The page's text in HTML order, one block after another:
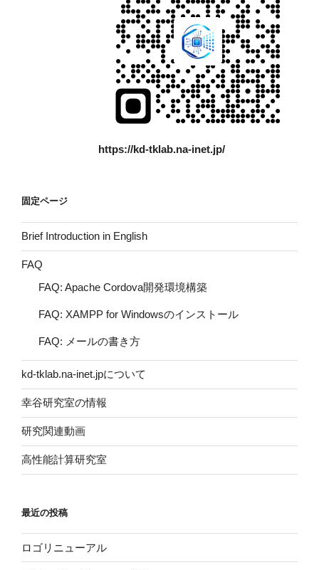
https://kd-tklab.na-inet.jp/
固定ページ
Brief Introduction in English
FAQ
FAQ: Apache Cordova開発環境構築
FAQ: XAMPP for Windowsのインストール
FAQ: メールの書き方
kd-tklab.na-inet.jpについて
幸谷研究室の情報
研究関連動画
高性能計算研究室
最近の投稿
ロゴリニューアル